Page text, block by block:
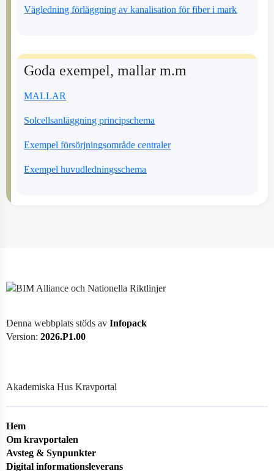
Vägledning förläggning av kanalisation för fiber i mark
Goda exempel, mallar m.m
MALLAR
Solcellsanläggning principschema
Exempel försörjningsområde centraler
Exempel huvudledningsschema
Denna webbplats stöds av Infopack
Version: 2026.P1.00
Akademiska Hus Kravportal
Hem
Om kravportalen
Avsteg & Synpunkter
Digital informationsleverans